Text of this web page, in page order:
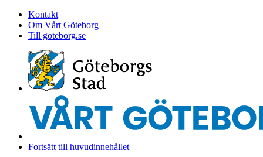
Kontakt
Om Vårt Göteborg
Till goteborg.se
Fortsätt till huvudinnehållet